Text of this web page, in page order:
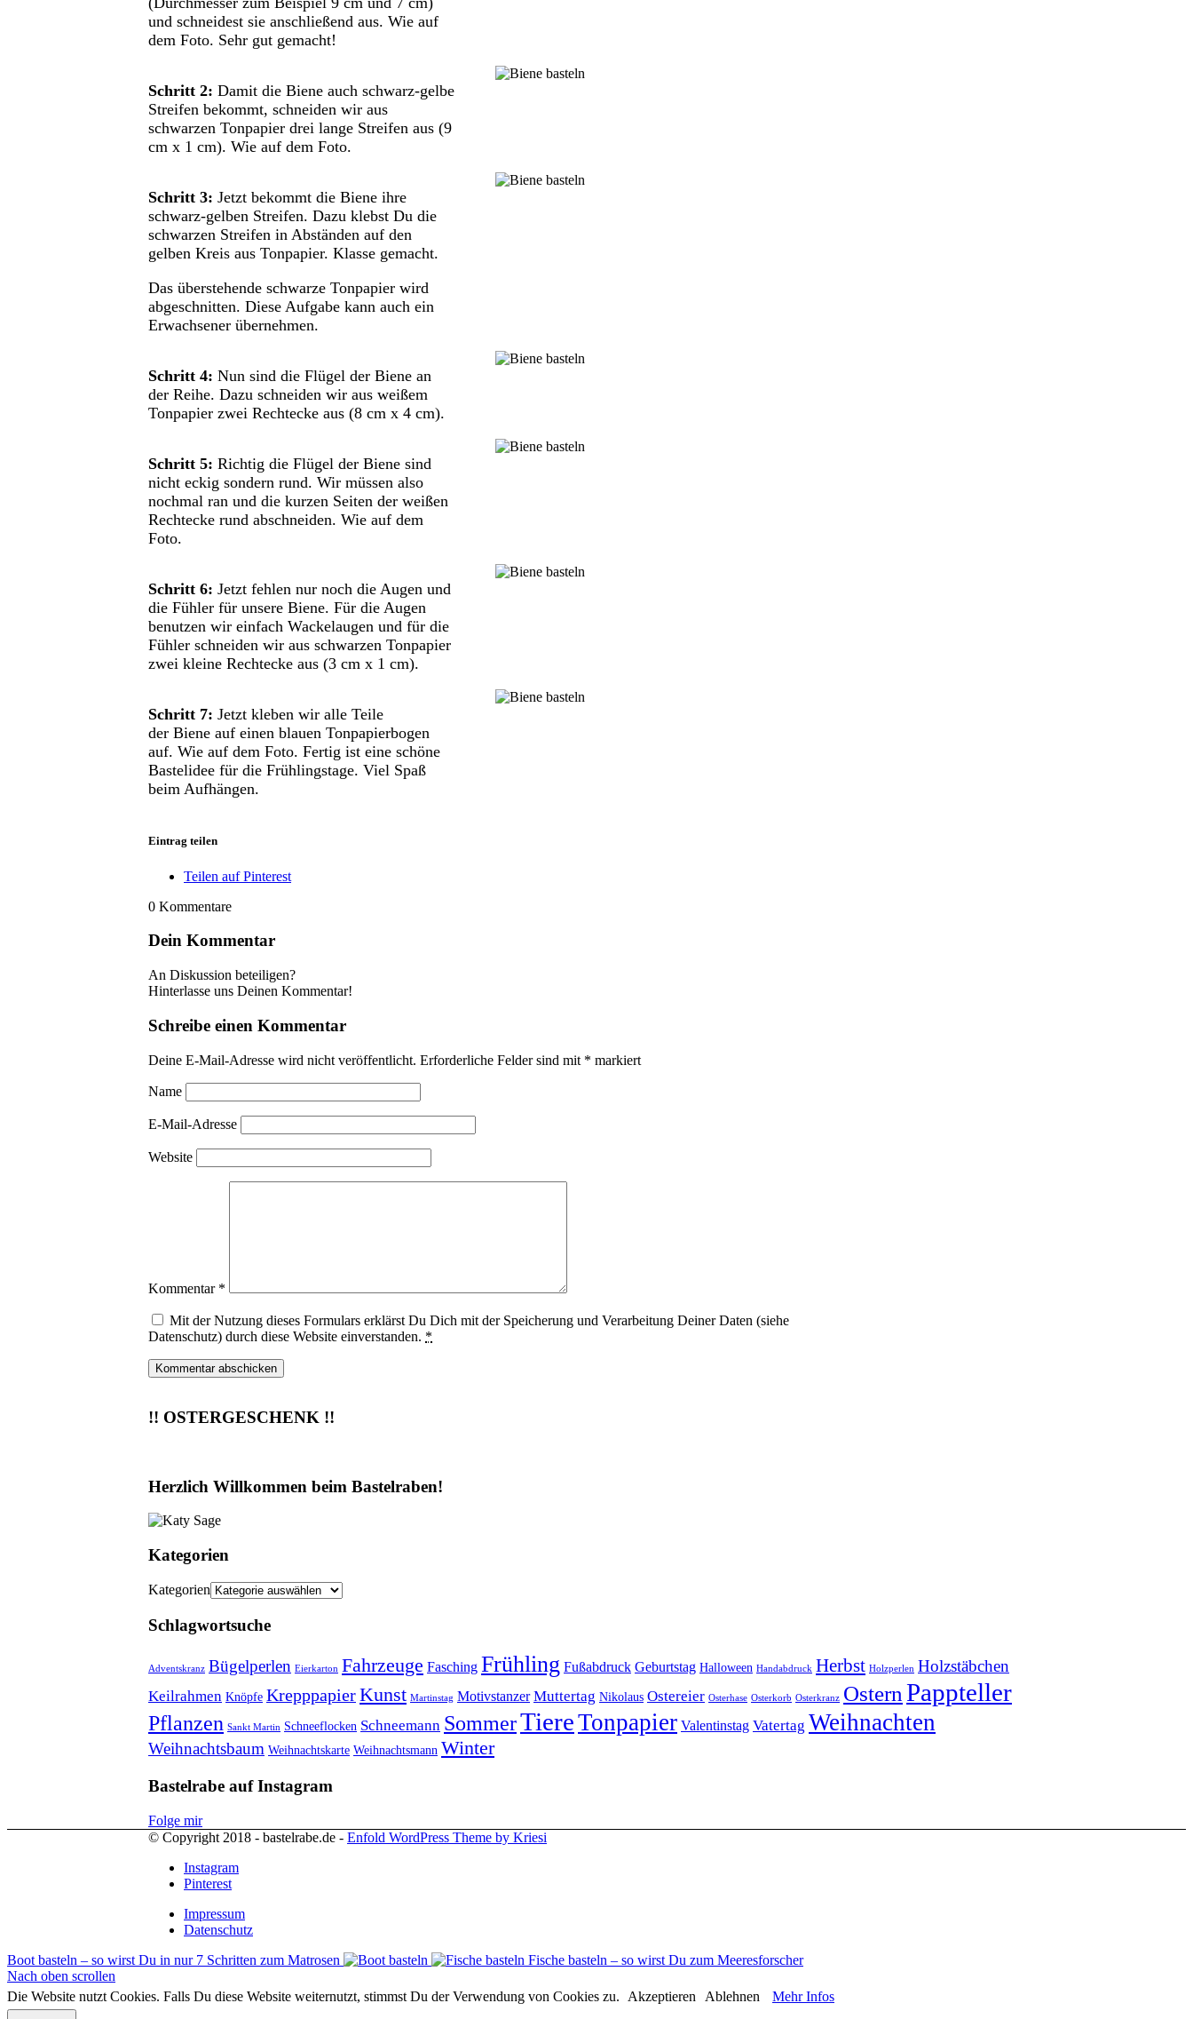
und schneidest sie anschließend aus. Wie auf
dem Foto. Sehr gut gemacht!
Schritt 2: Damit die Biene auch schwarz-gelbe
Streifen bekommt, schneiden wir aus
schwarzen Tonpapier drei lange Streifen aus (9
cm x 1 cm). Wie auf dem Foto.
Schritt 3: Jetzt bekommt die Biene ihre
schwarz-gelben Streifen. Dazu klebst Du die
schwarzen Streifen in Abständen auf den
gelben Kreis aus Tonpapier. Klasse gemacht.
Das überstehende schwarze Tonpapier wird
abgeschnitten. Diese Aufgabe kann auch ein
Erwachsener übernehmen.
Schritt 4: Nun sind die Flügel der Biene an
der Reihe. Dazu schneiden wir aus weißem
Tonpapier zwei Rechtecke aus (8 cm x 4 cm).
Schritt 5: Richtig die Flügel der Biene sind
nicht eckig sondern rund. Wir müssen also
nochmal ran und die kurzen Seiten der weißen
Rechtecke rund abschneiden. Wie auf dem
Foto.
Schritt 6: Jetzt fehlen nur noch die Augen und
die Fühler für unsere Biene. Für die Augen
benutzen wir einfach Wackelaugen und für die
Fühler schneiden wir aus schwarzen Tonpapier
zwei kleine Rechtecke aus (3 cm x 1 cm).
Schritt 7: Jetzt kleben wir alle Teile
der Biene auf einen blauen Tonpapierbogen
auf. Wie auf dem Foto. Fertig ist eine schöne
Bastelidee für die Frühlingstage. Viel Spaß
beim Aufhängen.
Eintrag teilen
Teilen auf Pinterest
0 Kommentare
Dein Kommentar
An Diskussion beteiligen?
Hinterlasse uns Deinen Kommentar!
Schreibe einen Kommentar
Deine E-Mail-Adresse wird nicht veröffentlicht. Erforderliche Felder sind mit * markiert
Name
E-Mail-Adresse
Website
Kommentar *
Mit der Nutzung dieses Formulars erklärst Du Dich mit der Speicherung und Verarbeitung Deiner Daten (siehe
Datenschutz) durch diese Website einverstanden. *
!! OSTERGESCHENK !!
Herzlich Willkommen beim Bastelraben!
Kategorien
Kategorien
Schlagwortsuche
Adventskranz Bügelperlen Eierkarton Fahrzeuge Fasching Frühling Fußabdruck Geburtstag Halloween Handabdruck Herbst Holzperlen Holzstäbchen
Keilrahmen Knöpfe KrepppapierKunst Martinstag Motivstanzer Muttertag Nikolaus Ostereier Osterhase Osterkorb Osterkranz Ostern Pappteller
Pflanzen Sankt Martin Schneeflocken Schneemann SommerTiereTonpapier Valentinstag Vatertag Weihnachten
Weihnachtsbaum Weihnachtskarte Weihnachtsmann Winter
Bastelrabe auf Instagram
Folge mir
© Copyright 2018 - bastelrabe.de - Enfold WordPress Theme by Kriesi
Instagram
Pinterest
Impressum
Datenschutz
Boot basteln – so wirst Du in nur 7 Schritten zum Matrosen
Fische basteln – so wirst Du zum Meeresforscher
Nach oben scrollen
Die Website nutzt Cookies. Falls Du diese Website weiternutzt, stimmst Du der Verwendung von Cookies zu.
Akzeptieren Ablehnen Mehr Infos